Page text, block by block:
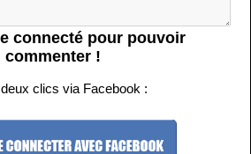
connecté pour pouvoir
commenter !
clics via Facebook :